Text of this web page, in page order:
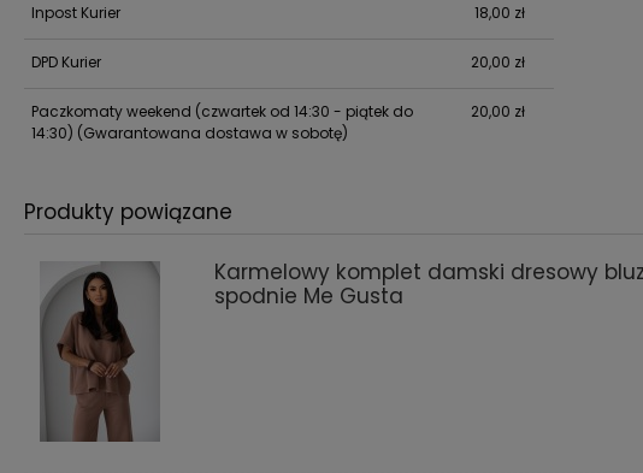
Inpost Kurier 18,00 zł
DPD Kurier 20,00 zł
Paczkomaty weekend (czwartek od 14:30 - piątek do
14:30) (Gwarantowana dostawa w sobotę)
20,00 zł
Produkty powiązane
Karmelowy komplet damski dresowy
spodnie Me Gusta